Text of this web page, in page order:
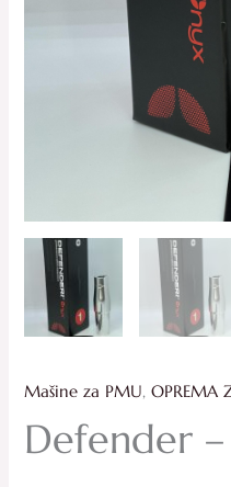
Mašine za PMU,OPREMA
Defender